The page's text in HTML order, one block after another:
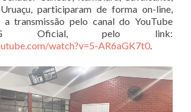
participaram de forma on-line,
a transmissão pelo canal do YouTube
Oficial, pelo link:
watch?v=5-AR6aGK7t0.